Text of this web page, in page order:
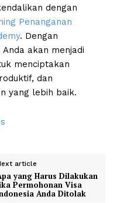
dengan
Penanganan
. Dengan
akan menjadi
menciptakan
dan
yang lebih baik.
article
yang Harus Dilakukan
Permohonan Visa
Anda Ditolak